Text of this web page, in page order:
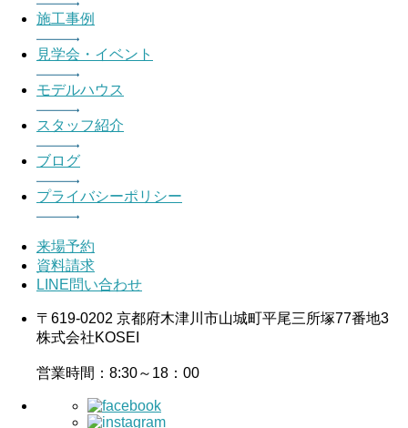
施工事例
見学会・イベント
モデルハウス
スタッフ紹介
ブログ
プライバシーポリシー
来場予約
資料請求
LINE問い合わせ
〒619-0202 京都府木津川市山城町平尾三所塚77番地3
株式会社KOSEI
営業時間：8:30～18：00